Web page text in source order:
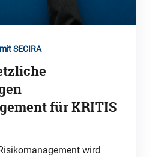
SECIRA
für KRITIS
wird